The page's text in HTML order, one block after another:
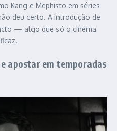
Kang e Mephisto em séries
deu certo. A introdução de
— algo que só o cinema
apostar em temporadas